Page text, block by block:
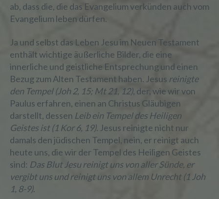
ab, dass die, die das Evangelium verkünden auch vom
Evangelium leben dürfen.
Ja und selbst das Leben Jesu im Neuen Testament
enthält wichtige äußerliche Bilder, die eine
innerliche und geistliche Entsprechung und einen
Bezug zum Alten Testament haben. Jesus reinigte
den Tempel (Joh 2, 15; Mt 21, 12), der, wie wir von
Paulus erfahren, einen an Christus Gläubigen
darstellt, dessen Leib ein Tempel des Heiligen
Geistes ist (1 Kor 6, 19). Jesus reinigte nicht nur
damals den jüdischen Tempel, nein, er reinigt auch
heute uns, die wir der Tempel des Heiligen Geistes
sind: Das Blut Jesu reinigt uns von aller Sünde, er
vergibt uns und reinigt uns von allem Unrecht (1 Joh
1, 8-9).